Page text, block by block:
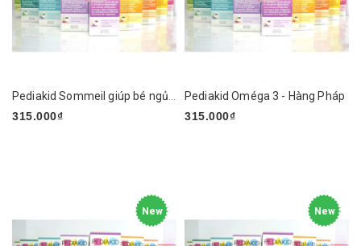
315.000₫
Pediakid Oméga 3 - Hàng Pháp
315.000₫
New New